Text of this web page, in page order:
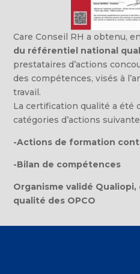
Care Conseil RH a obtenu,
du référentiel national
prestataires d’actions
des compétences, visés à
travail.
La certification qualité a été
catégories d’actions
-Actions de formation
-Bilan de compétences
Organisme validé
qualité des OPCO